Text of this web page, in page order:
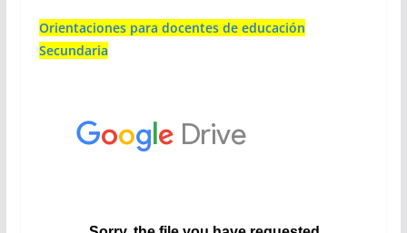
Orientaciones para docentes de educación
Secundaria